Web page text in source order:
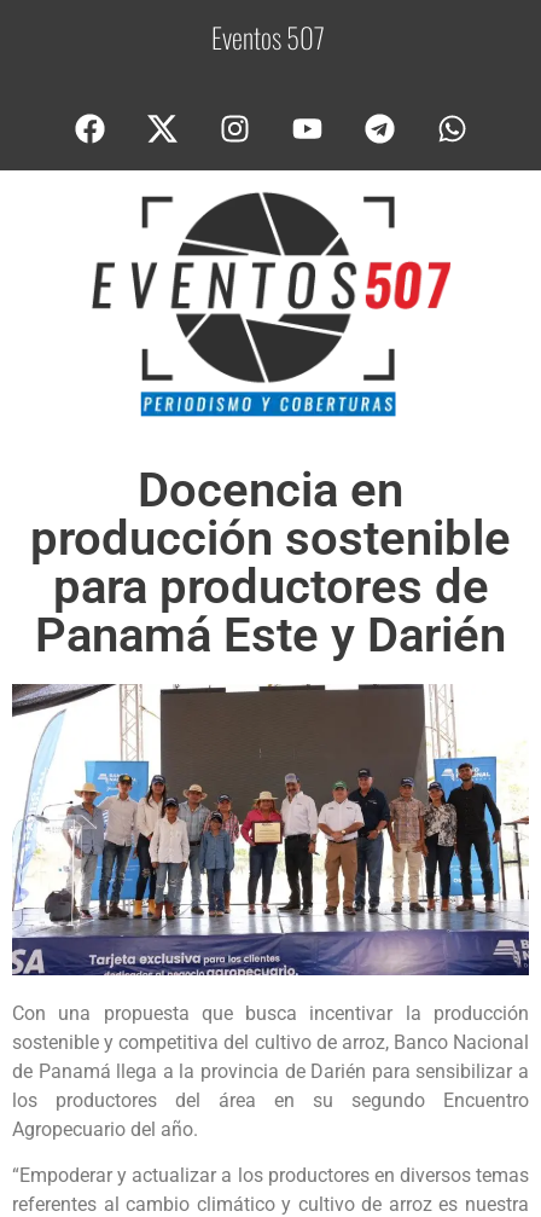
Eventos 507C
Docencia en
producción sostenible
para productores de
Panamá Este y Darién
Con una propuesta que busca incentivar la producción
sostenible y competitiva del cultivo de arroz, Banco Nacional
de Panamá llega a la provincia de Darién para sensibilizar a
los productores del área en su segundo Encuentro
Agropecuario del año.
“Empoderar y actualizar a los productores en diversos temas
referentes al cambio climático y cultivo de arroz es nuestra